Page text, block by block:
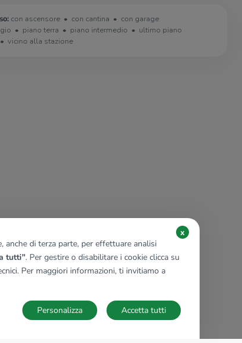
con ascensore con cantina
con garage
piano terra piano intermedio
ultimo piano
vicino alla stazione
anche di terza parte, per effettuare analisi
tutti". Per gestire o disabilitare i cookie clicca su
Per maggiori informazioni, ti invitiamo a
x
Accetta tutti
Personalizza